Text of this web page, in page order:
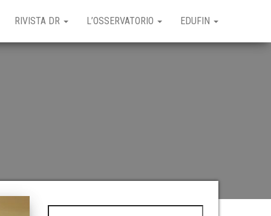
RIVISTA DR L’OSSERVATORIO EDUFIN